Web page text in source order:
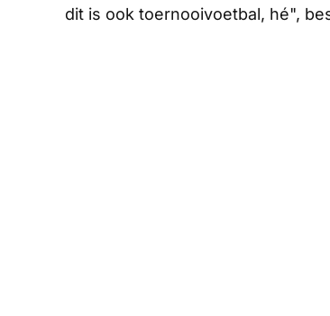
dit is ook toernooivoetbal, hé",